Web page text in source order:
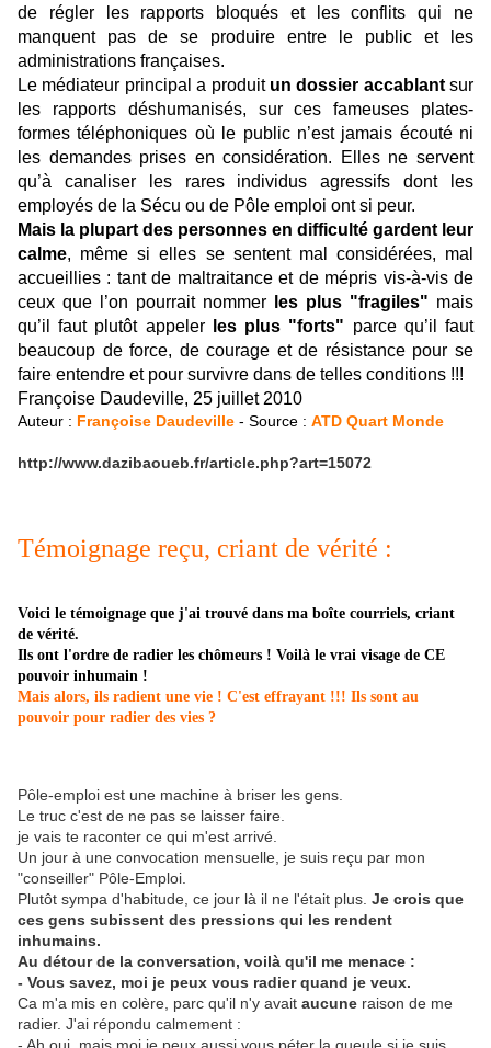
de régler les rapports bloqués et les conflits qui ne
manquent pas de se produire entre le public et les
administrations françaises.
Le médiateur principal a produit un dossier accablantsur
les rapports déshumanisés, sur ces fameuses plates-
formes téléphoniques où le public n’est jamais écouté ni
les demandes prises en considération. Elles ne servent
qu’à canaliser les rares individus agressifs dont les
employés de la Sécu ou de Pôle emploi ont si peur.
Mais la plupart des personnes en difficulté gardent leur
calme, même si elles se sentent mal considérées, mal
accueillies : tant de maltraitance et de mépris vis-à-vis de
ceux que l’on pourrait nommer
les plus "fragiles" mais
qu’il faut plutôt appeler
les plus "forts" parce qu’il faut
beaucoup de force, de courage et de résistance pour se
faire entendre et pour survivre dans de telles conditions !!!
Françoise Daudeville, 25 juillet 2010
Auteur : Françoise Daudeville - Source : ATD Quart Monde
http://www.dazibaoueb.fr/article.php?art=15072
Témoignage reçu, criant de vérité :
Voici le témoignage que j'ai trouvé dans ma boîte courriels, criant
de vérité.
Ils ont l'ordre de radier les chômeurs ! Voilà le vrai visage de CE
pouvoir inhumain !
Mais alors, ils radient une vie ! C'est effrayant !!! Ils sont au
pouvoir pour radier des vies ?
Pôle-emploi est une machine à briser les gens.
Le truc c'est de ne pas se laisser faire.
je vais te raconter ce qui m'est arrivé.
Un jour à une convocation mensuelle, je suis reçu par mon
"conseiller" Pôle-Emploi.
Plutôt sympa d'habitude, ce jour là il ne l'était plus. Je crois que
ces gens subissent des pressions qui les rendent
inhumains.
Au détour de la conversation, voilà qu'il me menace :
- Vous savez, moi je peux vous radier quand je veux.
Ca m'a mis en colère, parc qu'il n'y avait aucune raison de me
radier. J'ai répondu calmement :